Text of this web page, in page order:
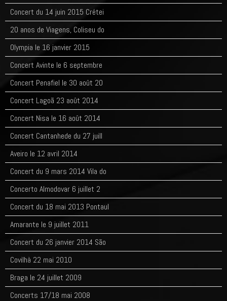
Concert du 14 juin 2015 Crétei
20 anos de Viagens, Coliseu do
Olympia le 16 janvier 2015
Concert Avinte le 6 septembre
Concert Penafiel le 30 août 20
Concert Lagoã 23 août 2014
Concert Nisa le 16 août 2014
Concert Cantanhede du 27 juill
Aveiro le 12 avril 2014
Concert du 9 mars 2014 Vila do
Concerto Almodovar 6 juillet 2
Concert du 18 mai 2013 Pontaul
Amarante le 9 juillet 2011
Concert du 26 janvier 2014 São
Covilhà 22 mai 2010
Braga le 24 juillet 2009
Concerts 17/18 mai 2008